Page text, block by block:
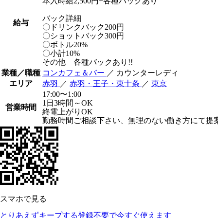
給与
バック詳細
〇ドリンクバック200円
〇ショットバック300円
〇ボトル20%
〇小計10%
その他 各種バックあり!!
業種／職種 コンカフェ＆バー ／ カウンターレディ
エリア
赤羽 ／ 赤羽・王子・東十条 ／ 東京
営業時間
17:00〜1:00
1日3時間～OK
終電上がりOK
勤務時間ご相談下さい、無理のない働き方にて提
スマホで見る
とりあえずキープする登録不要で今すぐ使えます